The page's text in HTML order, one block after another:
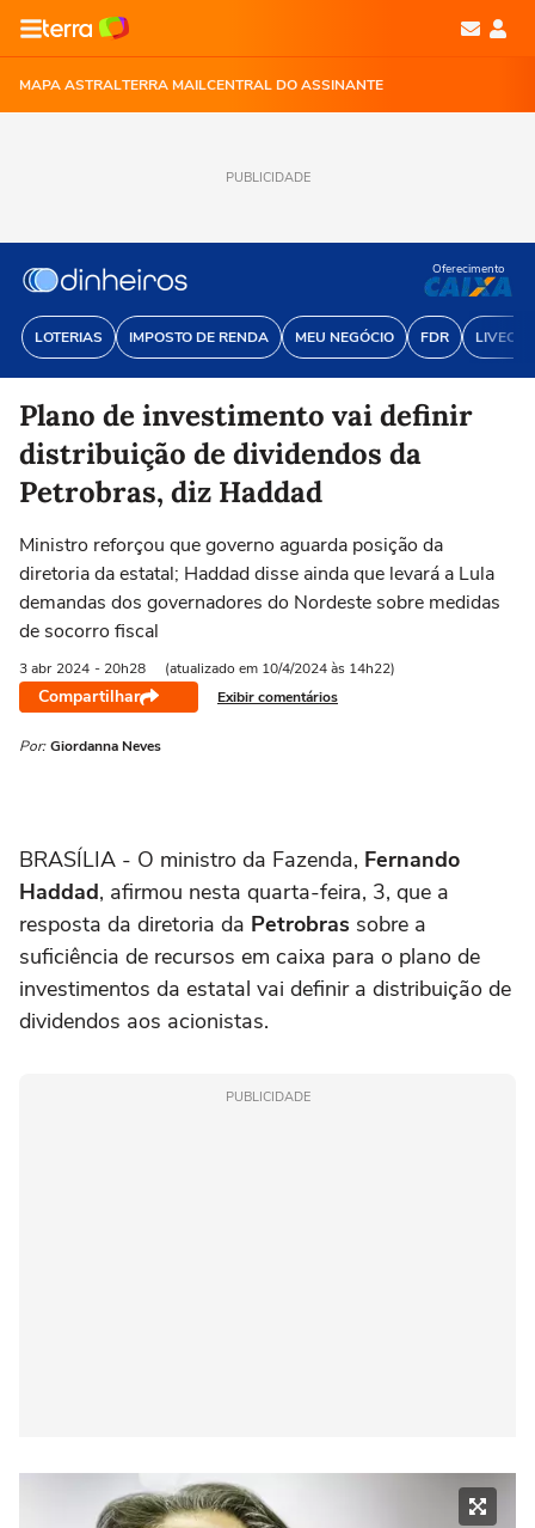
MAPA ASTRALTERRA MAILCENTRAL DO ASSINANTE
PUBLICIDADE
LOTERIAS IMPOSTO DE RENDA MEU NEGÓCIO FDR
Oferecimento
Plano de investimento vai definir
distribuição de dividendos da
Petrobras, diz Haddad
Ministro reforçou que governo aguarda posição da
diretoria da estatal; Haddad disse ainda que levará a Lula
demandas dos governadores do Nordeste sobre medidas
de socorro fiscal
3 abr 2024 - 20h28 (atualizado em 10/4/2024 às 14h22)
Compartilhar Exibir comentários
Por: Giordanna Neves
BRASÍLIA - O ministro da Fazenda, Fernando
Haddad, afirmou nesta quarta-feira, 3, que a
resposta da diretoria da Petrobras sobre a
suficiência de recursos em caixa para o plano de
investimentos da estatal vai definir a distribuição de
dividendos aos acionistas.
PUBLICIDADE